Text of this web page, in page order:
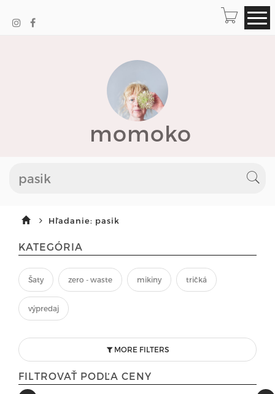
momoko
Hľadanie: pasik
KATEGÓRIA
Šaty zero - waste mikiny tričká
výpredaj
MORE FILTERS
FILTROVAŤ PODĽA CENY